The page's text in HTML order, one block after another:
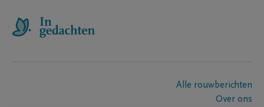
Alle rouwberichten
Over ons